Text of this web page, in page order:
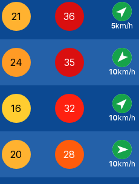
21 36
SO
5km/h
24 35
NE -
10km/h
16 32
SO -
10km/h
20 28
O -
10km/h